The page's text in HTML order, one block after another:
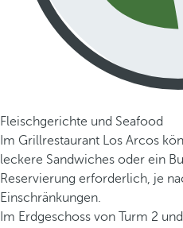
Fleischgerichte und Seafood
Im Grillrestaurant Los Arcos
leckere Sandwiches oder ein
Reservierung erforderlich, je
Einschränkungen.
Im Erdgeschoss von Turm 2